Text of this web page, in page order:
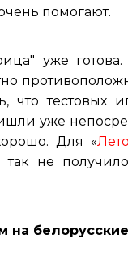
помогают.
уже
что
уже
Для «
не
на